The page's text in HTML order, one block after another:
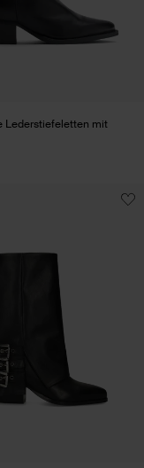
Lederstiefeletten mit